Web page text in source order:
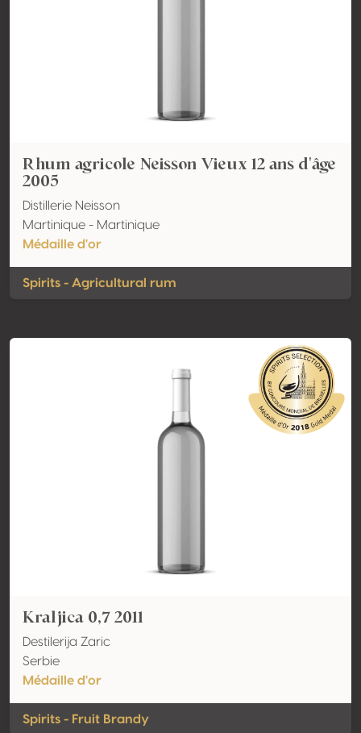
Rhum agricole Neisson Vieux 12 ans d'âge
2005
Distillerie Neisson
Martinique - Martinique
Médaille d'or
Spirits - Agricultural rum
Kraljica 0,7 2011
Destilerija Zaric
Serbie
Médaille d'or
Spirits - Fruit Brandy